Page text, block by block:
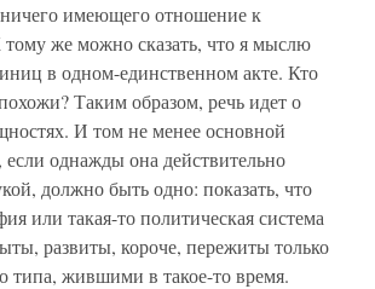
имеющего отношение к
же можно сказать, что я мыслю
в одном-единственном акте. Кто
Таким образом, речь идет о
И том не менее основной
если однажды она действительно
должно быть одно: показать, что
или такая-то политическая система
развиты, короче, пережиты только
типа, жившими в такое-то время.